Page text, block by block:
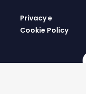
Privacy e
Cookie Policy